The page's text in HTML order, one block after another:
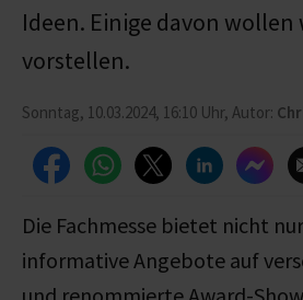
Ideen. Einige davon
vorstellen.
Sonntag, 10.03.2024, 16:10 Uhr, Autor:
Die Fachmesse bietet nicht
informative Angebote auf